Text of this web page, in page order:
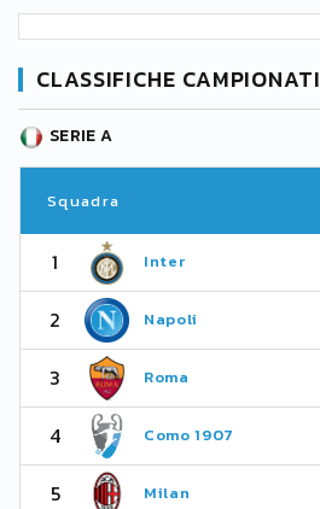
CLASSIFICHE CAMPIONATI
SERIE A
Squadra
1 Inter
2 Napoli
3 Roma
4 Como 1907
5 Milan